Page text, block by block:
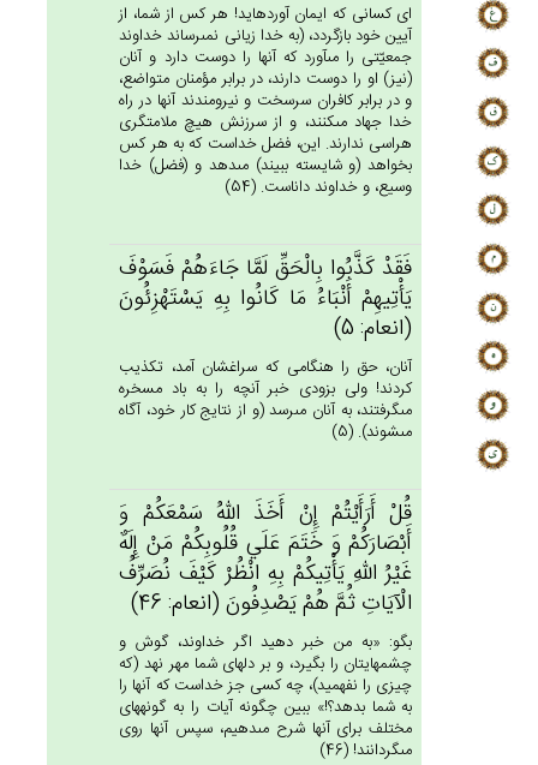
اى كسانى كه ايمان آورده‏ايد! هر كس از شما، از
آيين خود بازگردد، (به خدا زيانى نمى‏رساند خداوند
جمعيّتى را مى‏آورد كه آنها را دوست دارد و آنان
(نيز) او را دوست دارند، در برابر مؤمنان متواضع،
و در برابر كافران سرسخت و نيرومندند آنها در راه
خدا جهاد مى‏كنند، و از سرزنش هيچ ملامتگرى
هراسى ندارند. اين، فضل خداست كه به هر كس
بخواهد (و شايسته ببيند) مى‏دهد و (فضل) خدا
وسيع، و خداوند داناست. (54)
فَقَدْ كَذَّبُوا بِالْحَق‌ِّ لَمَّا جَاءَهُم‌ْ فَسَوْف‌َ
يَأْتِيهِم‌ْ أَنْبَاءُ مَا كَانُوا بِه‌ِ يَسْتَهْزِئُون‌َ
(انعام: 5)
آنان، حق را هنگامى كه سراغشان آمد، تكذيب
كردند! ولى بزودى خبر آنچه را به باد مسخره
مى‏گرفتند، به آنان مى‏رسد (و از نتايج كار خود، آگاه
مى‏شوند). (5)
قُل‌ْ أَرَأَيْتُم‌ْ إِن‌ْ أَخَذَ الله‌ُ سَمْعَكُم‌ْ وَ
أَبْصَارَكُم‌ْ وَ خَتَم‌َ عَلَي‌ قُلُوبِكُمْ‌ مَن‌ْ إِلَه‌ٌ
غَيْرُ الله‌ِ يَأْتِيكُمْ‌ بِه‌ِ انْظُرْ كَيْف‌َ نُصَرِّف‌ُ
الْآيَات‌ِ ثُم‌َّ هُم‌ْ يَصْدِفُون‌َ (انعام: 46)
بگو: «به من خبر دهيد اگر خداوند، گوش و
چشمهايتان را بگيرد، و بر دلهاى شما مهر نهد (كه
چيزى را نفهميد)، چه كسى جز خداست كه آنها را
به شما بدهد؟!» ببين چگونه آيات را به گونه‏هاى
مختلف براى آنها شرح مى‏دهيم، سپس آنها روى
مى‏گردانند! (46)